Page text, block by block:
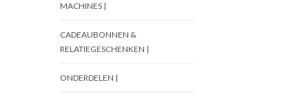
MACHINES |
CADEAUBONNEN &
RELATIEGESCHENKEN |
ONDERDELEN |